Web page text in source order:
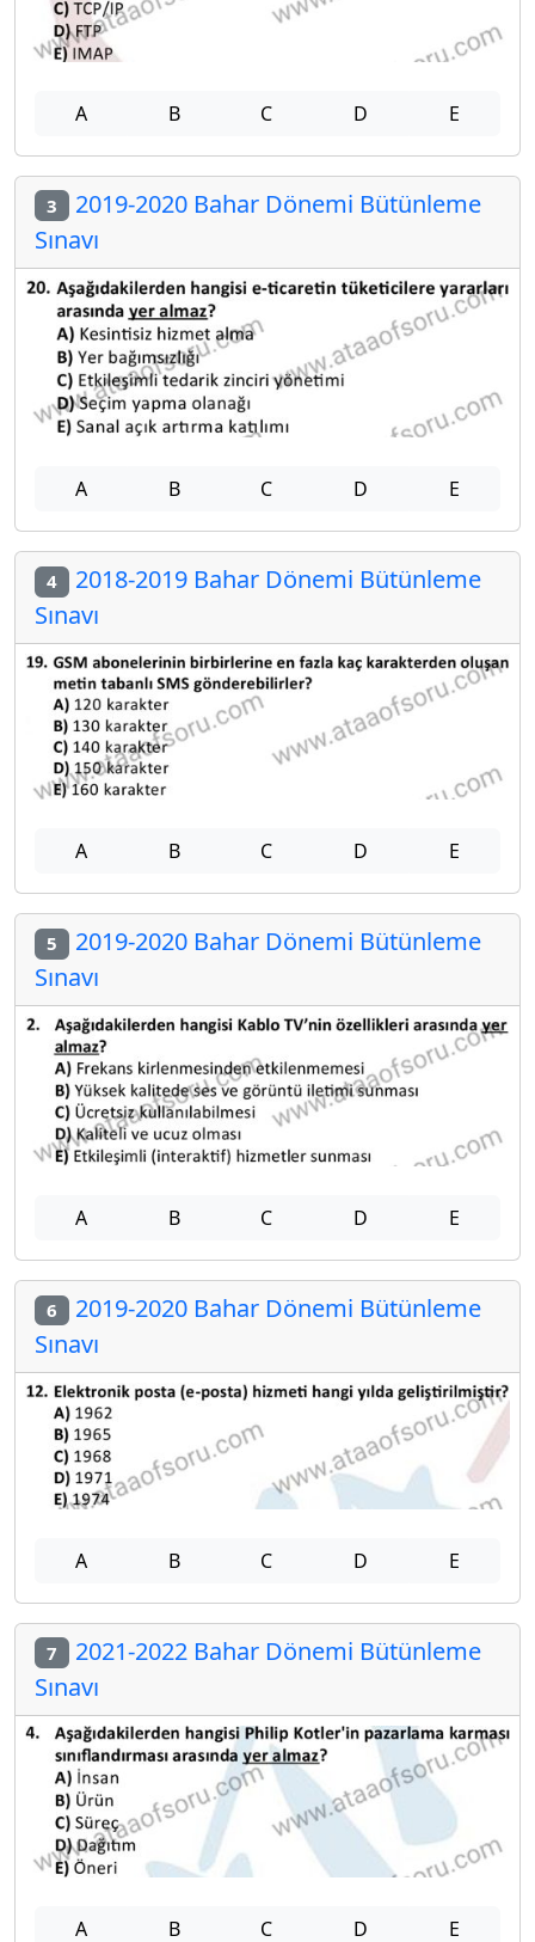
A B C D E
3 2019-2020 Bahar Dönemi Bütünleme
Sınavı
A B C D E
4 2018-2019 Bahar Dönemi Bütünleme
Sınavı
A B C D E
5 2019-2020 Bahar Dönemi Bütünleme
Sınavı
A B C D E
6 2019-2020 Bahar Dönemi Bütünleme
Sınavı
A B C D E
7 2021-2022 Bahar Dönemi Bütünleme
Sınavı
A B C D E